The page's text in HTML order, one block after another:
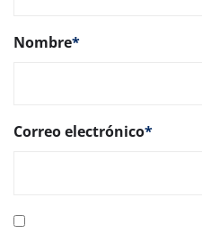
Nombre*
Correo electrónico*